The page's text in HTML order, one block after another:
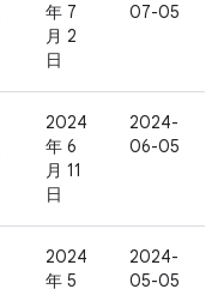
年 7
月 2
日
07-05
2024
年 6
月 11
日
2024-
06-05
2024
年 5
2024-
05-05